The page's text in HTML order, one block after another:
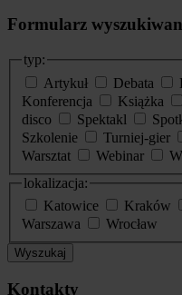
Formularz
typ:
Artykuł
Debata
Konferencja
Książka
disco
Spektakl
Szkolenie
Turniej-gier
Warsztat
Webinar
lokalizacja:
Katowice
Kraków
Warszawa
Wrocław
Wyszukaj
Kontakty